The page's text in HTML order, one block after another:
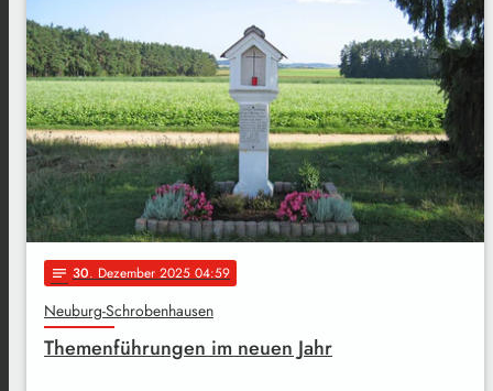
notes 30. Dezember 2025 04:59
Neuburg-Schrobenhausen
Themenführungen im neuen Jahr